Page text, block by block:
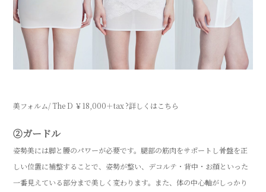
美フォルム/ The D ￥18,000＋tax?詳しくはこちら
②ガードル
姿勢美には脚と腰のパワーが必要です。腿部の筋肉をサポートし骨盤を正
しい位置に補整することで、姿勢が整い、デコルテ・背中・お顔といった
一番見えている部分まで美しく変わります。また、体の中心軸がしっかり